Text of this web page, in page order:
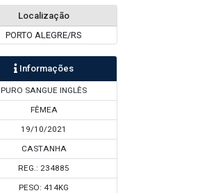
Localização
PORTO ALEGRE/RS
Informações
PURO SANGUE INGLÊS
FÊMEA
19/10/2021
CASTANHA
REG.: 234885
PESO: 414KG